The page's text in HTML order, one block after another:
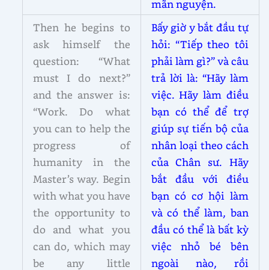
mãn nguyện.
Then he begins to
ask himself the
question: “What
must I do next?”
and the answer is:
“Work. Do what
you can to help the
progress of
humanity in the
Master’s way. Begin
with what you have
the opportunity to
do and what you
can do, which may
be any little
Bấy giờ y bắt đầu tự
hỏi: “Tiếp theo tôi
phải làm gì?” và câu
trả lời là: “Hãy làm
việc. Hãy làm điều
bạn có thể để trợ
giúp sự tiến bộ của
nhân loại theo cách
của Chân sư. Hãy
bắt đầu với điều
bạn có cơ hội làm
và có thể làm, ban
đầu có thể là bất kỳ
việc nhỏ bé bên
ngoài nào, rồi